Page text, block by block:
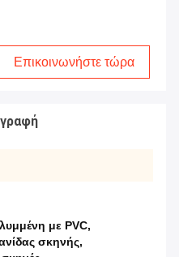
Επικοινωνήστε τώρα
με PVC,
σκηνής,